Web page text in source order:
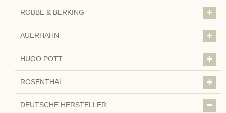
ROBBE & BERKING
AUERHAHN
HUGO POTT
ROSENTHAL
DEUTSCHE HERSTELLER